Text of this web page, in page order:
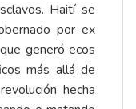
Haití se
por ex
generó ecos
más allá de
hecha